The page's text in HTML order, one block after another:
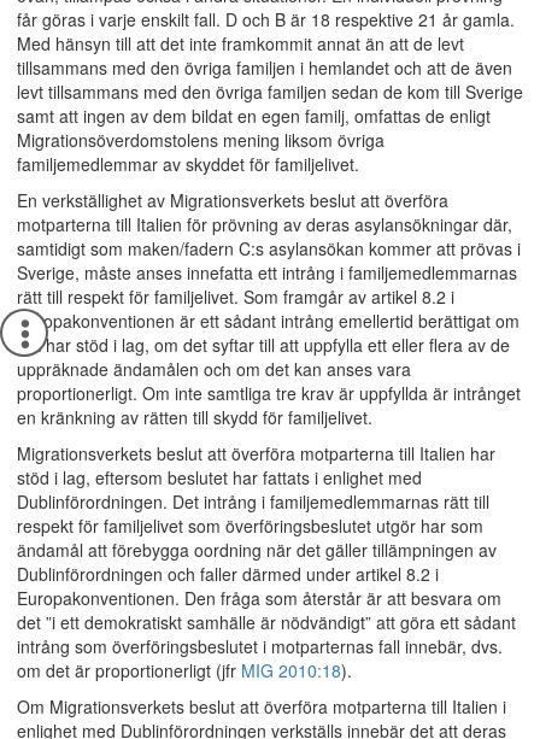
får göras i varje enskilt fall. D och B är 18 respektive 21 år gamla.
Med hänsyn till att det inte framkommit annat än att de levt
tillsammans med den övriga familjen i hemlandet och att de även
levt tillsammans med den övriga familjen sedan de kom till Sverige
samt att ingen av dem bildat en egen familj, omfattas de enligt
Migrationsöverdomstolens mening liksom övriga
familjemedlemmar av skyddet för familjelivet.
En verkställighet av Migrationsverkets beslut att överföra
motparterna till Italien för prövning av deras asylansökningar där,
samtidigt som maken/fadern C:s asylansökan kommer att prövas i
Sverige, måste anses innefatta ett intrång i familjemedlemmarnas
rätt till respekt för familjelivet. Som framgår av artikel 8.2 i
Europakonventionen är ett sådant intrång emellertid berättigat om
det har stöd i lag, om det syftar till att uppfylla ett eller flera av de
uppräknade ändamålen och om det kan anses vara
proportionerligt. Om inte samtliga tre krav är uppfyllda är intrånget
en kränkning av rätten till skydd för familjelivet.
Migrationsverkets beslut att överföra motparterna till Italien har
stöd i lag, eftersom beslutet har fattats i enlighet med
Dublinförordningen. Det intrång i familjemedlemmarnas rätt till
respekt för familjelivet som överföringsbeslutet utgör har som
ändamål att förebygga oordning när det gäller tillämpningen av
Dublinförordningen och faller därmed under artikel 8.2 i
Europakonventionen. Den fråga som återstår är att besvara om
det ”i ett demokratiskt samhälle är nödvändigt” att göra ett sådant
intrång som överföringsbeslutet i motparternas fall innebär, dvs.
om det är proportionerligt (jfr MIG 2010:18).
Om Migrationsverkets beslut att överföra motparterna till Italien i
enlighet med Dublinförordningen verkställs innebär det att deras